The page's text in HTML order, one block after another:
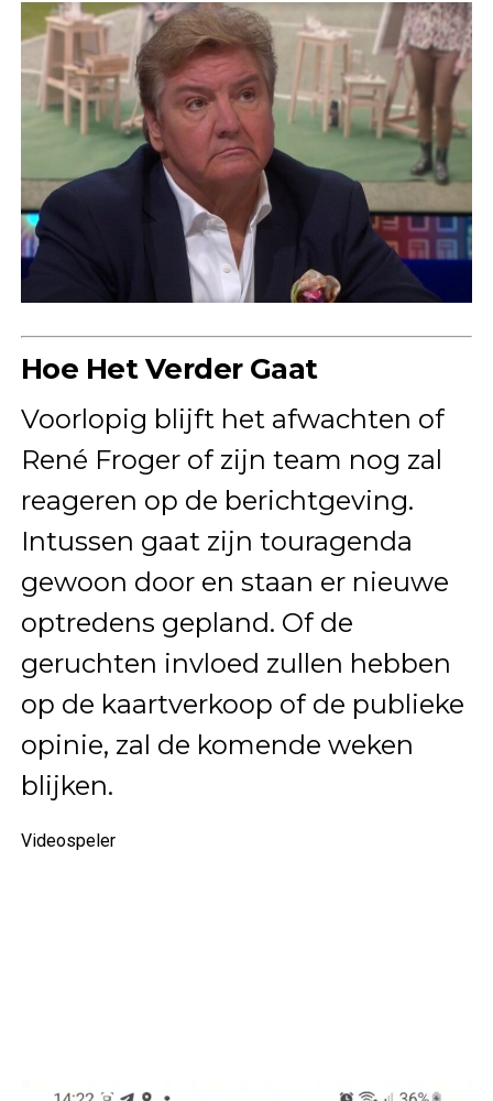
Hoe Het Verder Gaat
Voorlopig blijft het afwachten of
René Froger of zijn team nog zal
reageren op de berichtgeving.
Intussen gaat zijn touragenda
gewoon door en staan er nieuwe
optredens gepland. Of de
geruchten invloed zullen hebben
op de kaartverkoop of de publieke
opinie, zal de komende weken
blijken.
Videospeler